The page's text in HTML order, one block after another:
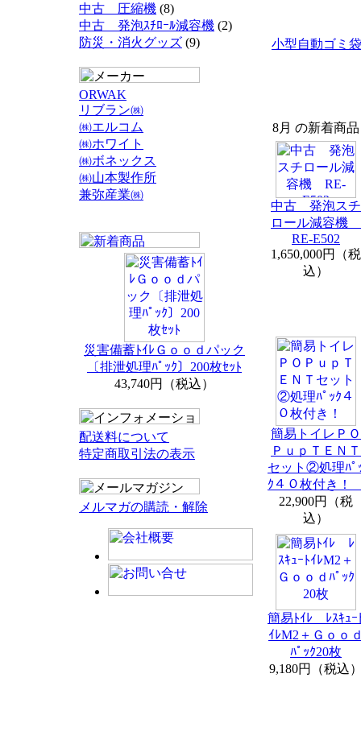
中古 圧縮機 (8)
中古 発泡ｽﾁﾛｰﾙ減容機 (2)
防災・消火グッズ (9)
ORWAK
リブラン㈱
㈱エルコム
㈱ホワイト
㈱ボネックス
㈱山本製作所
兼弥産業㈱
災害備蓄ﾄｲﾚＧｏｏｄパック
〔排泄処理ﾊﾟｯｸ〕200枚ｾｯﾄ
43,740円（税込）
配送料について
特定商取引法の表示
メルマガの購読・解除
小型自動ゴミ
8月 の新着商品
中古 発泡スチ
ロール減容機
RE-E502
1,650,000円（税
込）
簡易トイレＰＯ
ＰｕｐＴＥＮＴ
セット②処理ﾊﾟ
ｸ４０枚付き
22,900円（税
込）
簡易ﾄｲﾚ ﾚｽｷｭｰ
ｲﾚM2＋Ｇｏｏ
ﾊﾟｯｸ20枚
9,180円（税込